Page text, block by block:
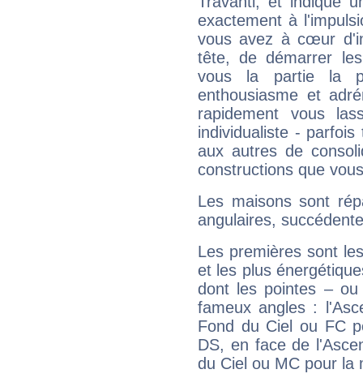
exactement à
vous avez à cœur
tête, de démarrer
vous la partie la
enthousiasme et
rapidement vous
individualiste -
aux autres de
constructions que
Les maisons sont
angulaires,
Les premières sont
et les plus
dont les pointes –
fameux angles :
Fond du Ciel ou FC
DS, en face de
du Ciel ou MC pour la